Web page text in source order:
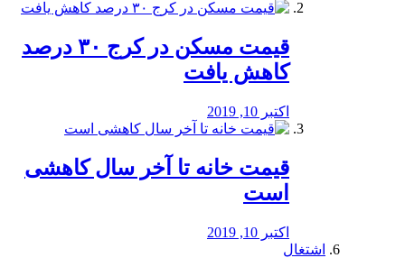
️قیمت مسکن در کرج ۳۰ درصد
کاهش یافت
اکتبر 10, 2019
قیمت خانه تا آخر سال کاهشی
است
اکتبر 10, 2019
اشتغال